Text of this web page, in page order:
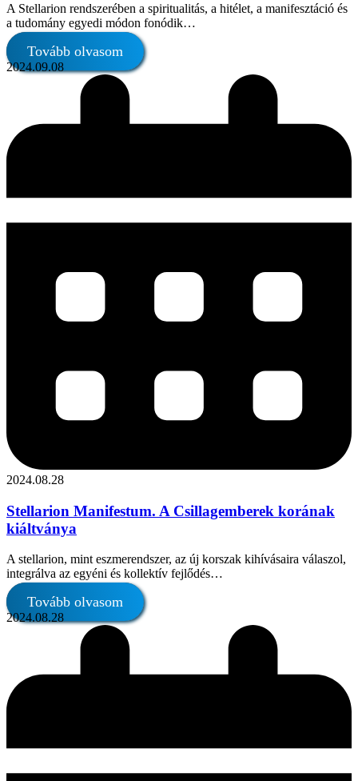
A Stellarion rendszerében a spiritualitás, a hitélet, a manifesztáció és
a tudomány egyedi módon fonódik…
Tovább olvasom
2024.09.08
2024.08.28
Stellarion Manifestum. A Csillagemberek korának
kiáltványa
A stellarion, mint eszmerendszer, az új korszak kihívásaira válaszol,
integrálva az egyéni és kollektív fejlődés…
Tovább olvasom
2024.08.28